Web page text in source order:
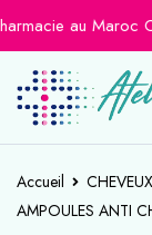
au Maroc
Accueil CHEVEUX
AMPOULES ANTI